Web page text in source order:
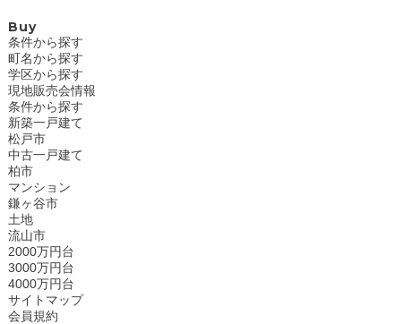
Buy
条件から探す
町名から探す
学区から探す
現地販売会情報
条件から探す
新築一戸建て
松戸市
中古一戸建て
柏市
マンション
鎌ヶ谷市
土地
流山市
2000万円台
3000万円台
4000万円台
サイトマップ
会員規約